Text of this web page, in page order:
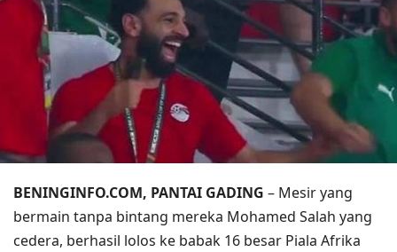
BENINGINFO.COM, PANTAI GADING – Mesir yang
bermain tanpa bintang mereka Mohamed Salah yang
cedera, berhasil lolos ke babak 16 besar Piala Afrika